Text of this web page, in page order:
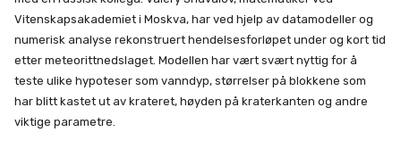
Vitenskapsakademiet i Moskva, har ved hjelp av datamodeller og
numerisk analyse rekonstruert hendelsesforløpet under og kort tid
etter meteorittnedslaget. Modellen har vært svært nyttig for å
teste ulike hypoteser som vanndyp, størrelser på blokkene som
har blitt kastet ut av krateret, høyden på kraterkanten og andre
viktige parametre.